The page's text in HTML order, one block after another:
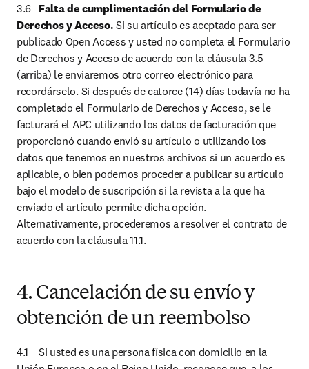
Falta de cumplimentación del Formulario de
Derechos y Acceso. Si su artículo es aceptado para ser
publicado Open Access y usted no completa el Formulario
de Derechos y Acceso de acuerdo con la cláusula 3.5
(arriba) le enviaremos otro correo electrónico para
recordárselo. Si después de catorce (14) días todavía no ha
completado el Formulario de Derechos y Acceso, se le
facturará el APC utilizando los datos de facturación que
proporcionó cuando envió su artículo o utilizando los
datos que tenemos en nuestros archivos si un acuerdo es
aplicable, o bien podemos proceder a publicar su artículo
bajo el modelo de suscripción si la revista a la que ha
enviado el artículo permite dicha opción.
Alternativamente, procederemos a resolver el contrato de
acuerdo con la cláusula 11.1.
4. Cancelación de su envío y
obtención de un reembolso
4.1	Si usted es una persona física con domicilio en la